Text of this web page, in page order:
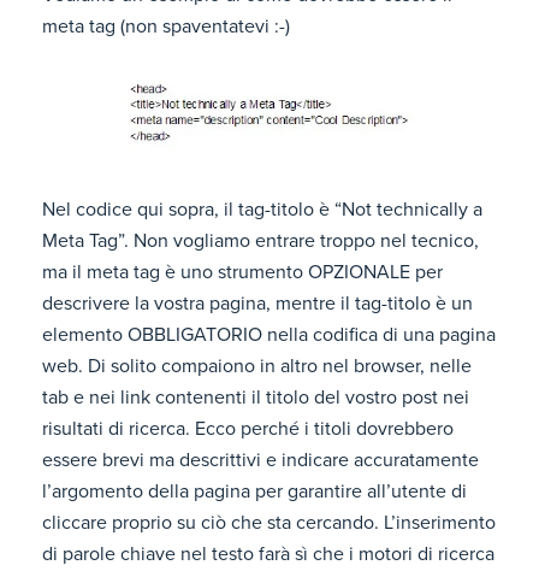
meta tag (non spaventatevi :-)
Nel codice qui sopra, il tag-titolo è “Not technically a
Meta Tag”. Non vogliamo entrare troppo nel tecnico,
ma il meta tag è uno strumento OPZIONALE per
descrivere la vostra pagina, mentre il tag-titolo è un
elemento OBBLIGATORIO nella codifica di una pagina
web. Di solito compaiono in altro nel browser, nelle
tab e nei link contenenti il titolo del vostro post nei
risultati di ricerca. Ecco perché i titoli dovrebbero
essere brevi ma descrittivi e indicare accuratamente
l’argomento della pagina per garantire all’utente di
cliccare proprio su ciò che sta cercando. L’inserimento
di parole chiave nel testo farà sì che i motori di ricerca